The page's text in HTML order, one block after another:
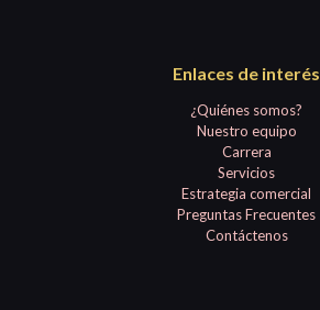
Enlaces de interés
¿Quiénes somos?
Nuestro equipo
Carrera
Servicios
Estrategia comercial
Preguntas Frecuentes
Contáctenos